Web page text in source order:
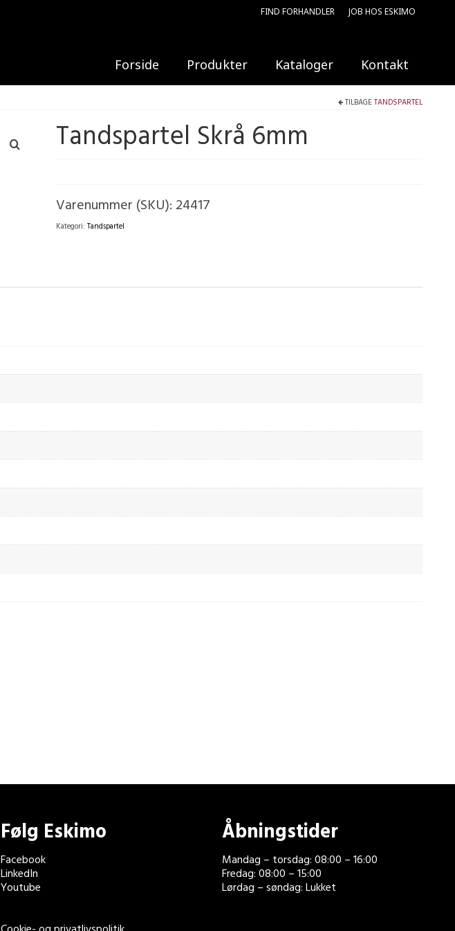
FIND FORHANDLER JOB HOS ESKIMO
Forside Produkter Kataloger Kontakt
TILBAGETANDSPARTEL
Tandspartel Skrå 6mm
Varenummer (SKU): 24417
Kategori: Tandspartel
Følg Eskimo
Facebook
LinkedIn
Youtube
Åbningstider
Mandag – torsdag: 08:00 – 16:00
Fredag: 08:00 – 15:00
Lørdag – søndag: Lukket